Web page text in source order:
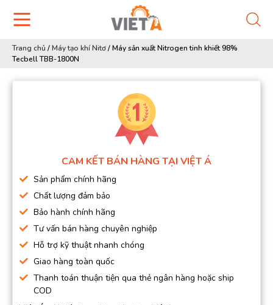
Trang chủ /Máy tạo khí Nitơ/Máy sản xuất Nitrogen tinh khiết 98%
Tecbell TBB-1800N
CAM KẾT BÁN HÀNG TẠI VIỆT Á
Sản phẩm chính hãng
Chất lượng đảm bảo
Bảo hành chính hãng
Tư vấn bán hàng chuyên nghiệp
Hỗ trợ kỹ thuật nhanh chóng
Giao hàng toàn quốc
Thanh toán thuận tiện qua thẻ ngân hàng hoặc ship
COD